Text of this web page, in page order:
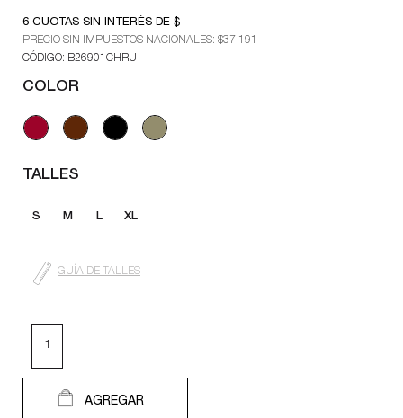
6 CUOTAS SIN INTERÉS DE $
PRECIO SIN IMPUESTOS NACIONALES: $37.191
CÓDIGO: B26901CHRU
COLOR
TALLES
S M L XL
GUÍA DE TALLES
AGREGAR